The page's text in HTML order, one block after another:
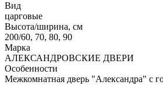
Вид
царговые
Высота/ширина, см
200/60, 70, 80, 90
Марка
АЛЕКСАНДРОВСКИЕ ДВЕРИ
Особенности
Межкомнатная дверь "Александра" с